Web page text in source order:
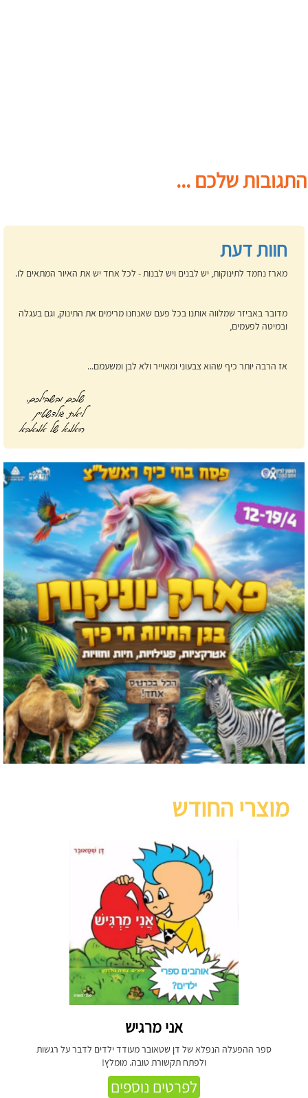
התגובות שלכם ...
חוות דעת
מארז נחמד לתינוקות, יש לבנים ויש לבנות - לכל אחד יש את האיור המתאים לו.
מדובר באביזר שמלווה אותנו בכל פעם שאנחנו מרימים את התינוק, וגם בעגלה
ובמיטה לפעמים,
אז הרבה יותר כיף שהוא צבעוני ומאוייר ולא לבן ומשעמם...
מוצרי החודש
אני מרגיש
ספר ההפעלה הנפלא של דן שטאובר מעודד ילדים לדבר על רגשות
ולפתח תקשורת טובה. מומלץ!
לפרטים נוספים